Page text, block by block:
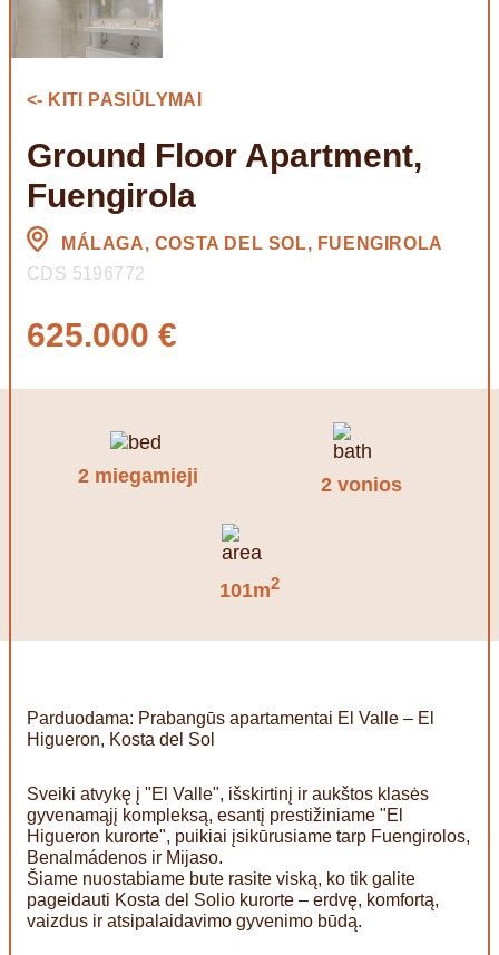
<- KITI PASIŪLYMAI
Ground Floor Apartment,
Fuengirola
MÁLAGA, COSTA DEL SOL, FUENGIROLA
CDS 5196772
625.000 €
2 miegamieji 2 vonios
101m2
Parduodama: Prabangūs apartamentai El Valle – El
Higueron, Kosta del Sol
Sveiki atvykę į "El Valle", išskirtinį ir aukštos klasės
gyvenamąjį kompleksą, esantį prestižiniame "El
Higueron kurorte", puikiai įsikūrusiame tarp Fuengirolos,
Benalmádenos ir Mijaso.
Šiame nuostabiame bute rasite viską, ko tik galite
pageidauti Kosta del Solio kurorte – erdvę, komfortą,
vaizdus ir atsipalaidavimo gyvenimo būdą.